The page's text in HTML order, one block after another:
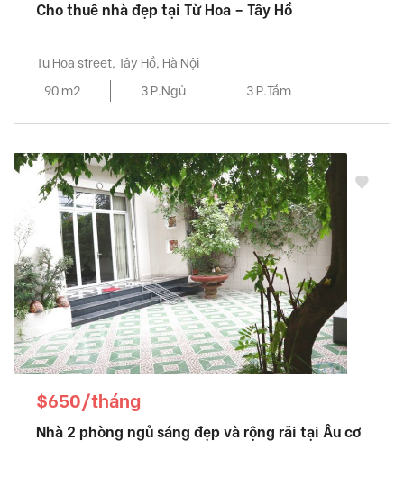
Cho thuê nhà đẹp tại Từ Hoa – Tây Hồ
Tu Hoa street, Tây Hồ, Hà Nội
90 m2
3 P.Ngủ 3 P.Tắm
$650/tháng
Nhà 2 phòng ngủ sáng đẹp và rộng rãi tại Âu cơ